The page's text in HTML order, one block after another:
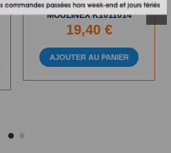
MOULI-JULIENNE
MOULINEX K1011014
19,40 €
AJOUTER AU PANIER